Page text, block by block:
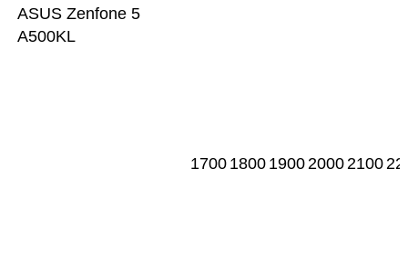
ASUS Zenfone 5
A500KL
1700 1800 190020002100